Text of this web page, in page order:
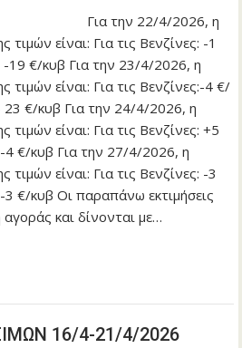
Για την 22/4/2026, η
τιμών είναι: Για τις Βενζίνες: -1
19 €/κυβ Για την 23/4/2026, η
τιμών είναι: Για τις Βενζίνες:-4 €/
23 €/κυβ Για την 24/4/2026, η
τιμών είναι: Για τις Βενζίνες: +5
4 €/κυβ Για την 27/4/2026, η
τιμών είναι: Για τις Βενζίνες: -3
€/κυβ Οι παραπάνω εκτιμήσεις
και δίνονται με…
16/4-21/4/2026